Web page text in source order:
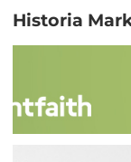
Historia